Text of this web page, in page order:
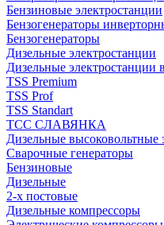
Бензиновые электростанции
Бензогенераторы
Бензогенераторы
Дизельные электростанции
Дизельные электростанции
TSS Premium
TSS Prof
TSS Standart
ТСС СЛАВЯНКА
Дизельные высоковольтные
Сварочные генераторы
Бензиновые
Дизельные
2-х постовые
Дизельные компрессоры